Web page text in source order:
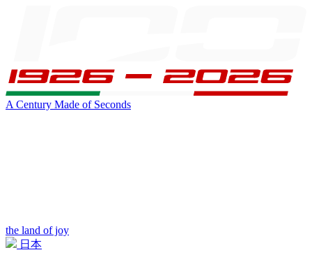
A Century Made of Seconds
the land of joy
日本